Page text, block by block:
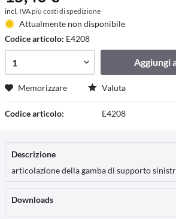
incl. IVA più costi di spedizione
Attualmente non disponibile
Codice articolo: E4208
Aggiungi
Memorizzare Valuta
Codice articolo: E4208
Descrizione
articolazione della gamba di supporto
Downloads